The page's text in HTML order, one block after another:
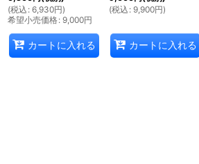
(税込 : 6,930円)
希望小売価格: 9,000円
カートに入れる
(税込 : 9,900円)
カートに入れる